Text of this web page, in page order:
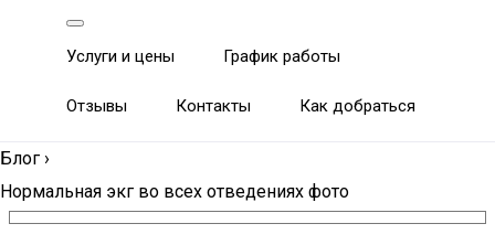
Услуги и цены График работы
Отзывы Контакты Как добраться
Блог ›
Нормальная экг во всех отведениях фото